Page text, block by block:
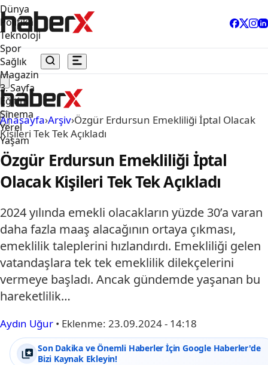
Dünya
Politika
Teknoloji
Spor
Sağlık
Magazin
3. Sayfa
Eğitim
Sinema
Yerel
Yaşam
Anasayfa›Arşiv›Özgür Erdursun Emekliliği İptal Olacak
Kişileri Tek Tek Açıkladı
Özgür Erdursun Emekliliği İptal
Olacak Kişileri Tek Tek Açıkladı
2024 yılında emekli olacakların yüzde 30’a varan
daha fazla maaş alacağının ortaya çıkması,
emeklilik taleplerini hızlandırdı. Emekliliği gelen
vatandaşlara tek tek emeklilik dilekçelerini
vermeye başladı. Ancak gündemde yaşanan bu
hareketlilik…
Aydın Uğur • Eklenme: 23.09.2024 - 14:18
Son Dakika ve Önemli Haberler İçin Google Haberler'de
Bizi Kaynak Ekleyin!